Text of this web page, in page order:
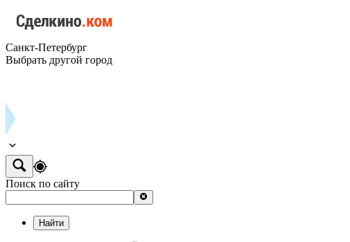
Санкт-Петербург
Выбрать другой город
Поиск по сайту
Найти